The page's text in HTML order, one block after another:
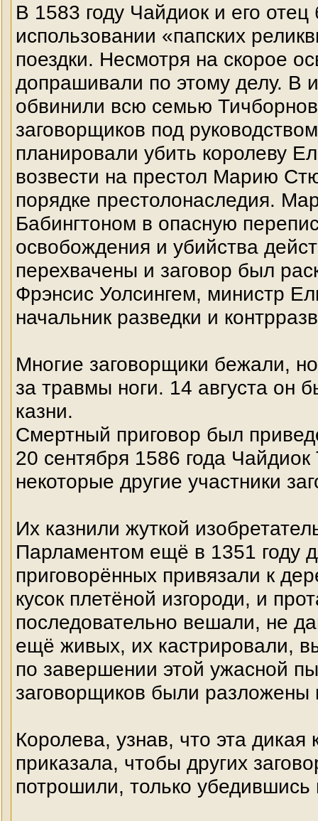
В 1583 году Чайдиок и его
использовании «папских
поездки. Несмотря на скорое
допрашивали по этому делу. В
обвинили всю семью
заговорщиков под
планировали убить королеву
возвести на престол Марию
порядке престолонаследия.
Бабингтоном в опасную
освобождения и убийства
перехвачены и заговор был
Фрэнсис Уолсингем, министр
начальник разведки и
Многие заговорщики бежали,
за травмы ноги. 14 августа он
казни.
Смертный приговор был
20 сентября 1586 года
некоторые другие участники
Их казнили жуткой
Парламентом ещё в 1351 году
приговорённых привязали к
кусок плетёной изгороди, и
последовательно вешали, не
ещё живых, их кастрировали,
по завершении этой ужасной
заговорщиков были разложены
Королева, узнав, что эта
приказала, чтобы других
потрошили, только убедившись